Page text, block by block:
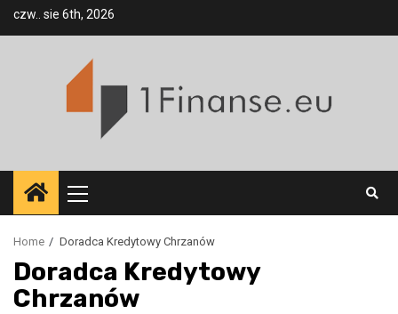
czw.. sie 6th, 2026
Menu
Home Doradca Kredytowy Chrzanów
Doradca Kredytowy
Chrzanów